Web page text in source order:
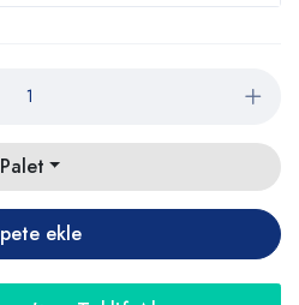
Palet
ekle